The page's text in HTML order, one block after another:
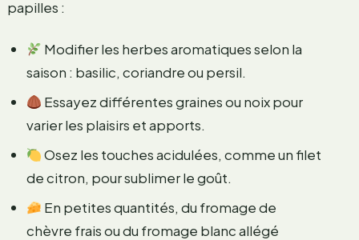
papilles :
Modifier les herbes aromatiques selon la
saison : basilic, coriandre ou persil.
Essayez différentes graines ou noix pour
varier les plaisirs et apports.
Osez les touches acidulées, comme un filet
de citron, pour sublimer le goût.
En petites quantités, du fromage de
chèvre frais ou du fromage blanc allégé